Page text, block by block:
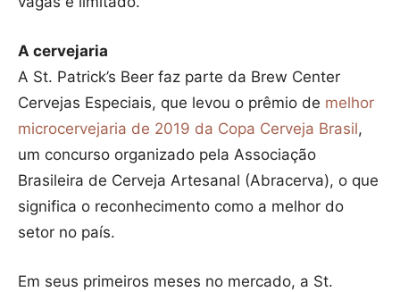
A cervejaria
A St. Patrick’s Beer faz parte da Brew Center
Cervejas Especiais, que levou o prêmio de melhor
microcervejaria de 2019 da Copa Cerveja Brasil,
um concurso organizado pela Associação
Brasileira de Cerveja Artesanal (Abracerva), o que
significa o reconhecimento como a melhor do
setor no país.
Em seus primeiros meses no mercado, a St.